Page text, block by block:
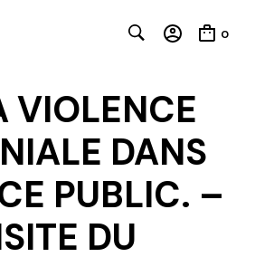
0
VIOLENCE
DANS
PUBLIC. –
DU